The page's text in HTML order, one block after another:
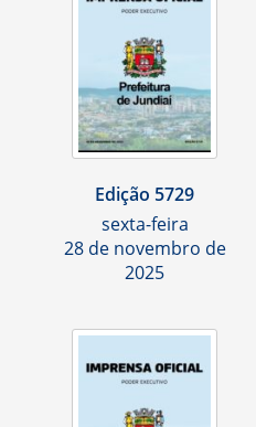
Edição 5729
sexta-feira
28 de novembro de
2025